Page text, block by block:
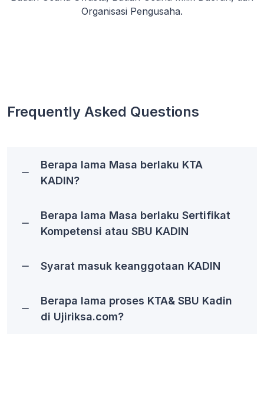
Organisasi Pengusaha.
Frequently Asked Questions
Berapa lama Masa berlaku KTA
KADIN?
Berapa lama Masa berlaku Sertifikat
Kompetensi atau SBU KADIN
Syarat masuk keanggotaan KADIN
Berapa lama proses KTA& SBU Kadin
di Ujiriksa.com?